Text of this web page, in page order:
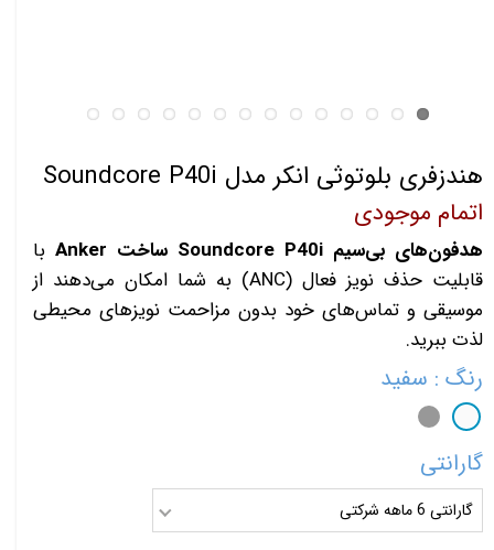
هندزفری بلوتوثی انکر مدل Soundcore P40i
اتمام موجودی
هدفون‌های بی‌سیم Soundcore P40i ساخت Anker
با
قابلیت حذف نویز فعال (ANC) به شما امکان می‌دهند از
موسیقی و تماس‌های خود بدون مزاحمت نویزهای محیطی
لذت ببرید.
رنگ : سفید
گارانتی
گارانتی 6 ماهه شرکتی